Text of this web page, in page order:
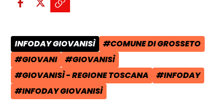
Condividi su Facebook - apre
Condividi su X - apre una
Copia il link e condividi -
CATEGORIA POST:
INFODAY GIOVANISÌ TAG:
#COMUNE DI GROSSETO
TAG:
#GIOVANI TAG:
#GIOVANISÌ
TAG:
#GIOVANISÌ - REGIONE TOSCANA TAG:
#INFODAY
TAG:
#INFODAY GIOVANISÌ